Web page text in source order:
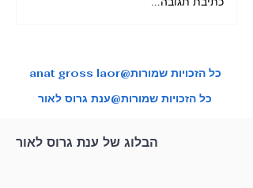
מאורגן ליפן בשלכת בהדרכת
anat gross laor@כל הזכויות שמורות